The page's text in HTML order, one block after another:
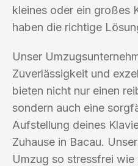
kleines oder ein großes
haben die richtige
Unser
Zuverlässigkeit und
bieten nicht nur einen
sondern auch eine
Aufstellung deines
Zuhause in Bacau.
Umzug so stressfrei